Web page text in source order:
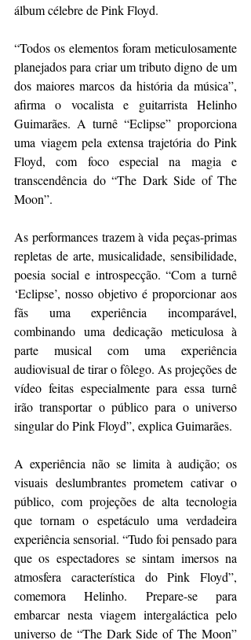
álbum célebre de Pink Floyd.
“Todos os elementos foram meticulosamente
planejados para criar um tributo digno de um
dos maiores marcos da história da música”,
afirma o vocalista e guitarrista Helinho
Guimarães. A turnê “Eclipse” proporciona
uma viagem pela extensa trajetória do Pink
Floyd, com foco especial na magia e
transcendência do “The Dark Side of The
Moon”.
As performances trazem à vida peças-primas
repletas de arte, musicalidade, sensibilidade,
poesia social e introspecção. “Com a turnê
‘Eclipse’, nosso objetivo é proporcionar aos
fãs uma experiência incomparável,
combinando uma dedicação meticulosa à
parte musical com uma experiência
audiovisual de tirar o fôlego. As projeções de
vídeo feitas especialmente para essa turnê
irão transportar o público para o universo
singular do Pink Floyd”, explica Guimarães.
A experiência não se limita à audição; os
visuais deslumbrantes prometem cativar o
público, com projeções de alta tecnologia
que tornam o espetáculo uma verdadeira
experiência sensorial. “Tudo foi pensado para
que os espectadores se sintam imersos na
atmosfera característica do Pink Floyd”,
comemora Helinho. Prepare-se para
embarcar nesta viagem intergaláctica pelo
universo de “The Dark Side of The Moon”